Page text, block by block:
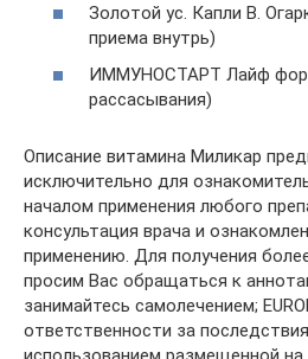
Золотой ус. Капли В.
приема внутрь)
ИММУНОСТАРТ Лайф
рассасывания)
Описание витамина Миликар
исключительно для
началом применения любого
консультация врача и
применению. Для получения
просим Вас обращаться к
занимайтесь самолечением;
ответственности за